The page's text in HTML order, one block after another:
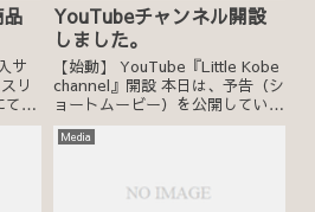
サ
リ
てご
フル
・
YouTubeチャンネル開設
しました。
【始動】 YouTube『Little Kobe
channel』開設 本日は、予告（シ
ョートムービー）を公開していま
す。 記念すべき第１回投稿は、
明日7月15日17時頃UP予定で
Media